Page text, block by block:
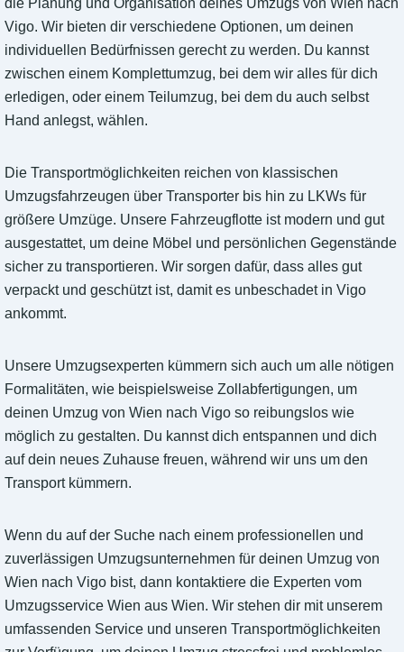
die Planung und Organisation deines Umzugs von Wien nach
Vigo. Wir bieten dir verschiedene Optionen, um deinen
individuellen Bedürfnissen gerecht zu werden. Du kannst
zwischen einem Komplettumzug, bei dem wir alles für dich
erledigen, oder einem Teilumzug, bei dem du auch selbst
Hand anlegst, wählen.
Die Transportmöglichkeiten reichen von klassischen
Umzugsfahrzeugen über Transporter bis hin zu LKWs für
größere Umzüge. Unsere Fahrzeugflotte ist modern und gut
ausgestattet, um deine Möbel und persönlichen Gegenstände
sicher zu transportieren. Wir sorgen dafür, dass alles gut
verpackt und geschützt ist, damit es unbeschadet in Vigo
ankommt.
Unsere Umzugsexperten kümmern sich auch um alle nötigen
Formalitäten, wie beispielsweise Zollabfertigungen, um
deinen Umzug von Wien nach Vigo so reibungslos wie
möglich zu gestalten. Du kannst dich entspannen und dich
auf dein neues Zuhause freuen, während wir uns um den
Transport kümmern.
Wenn du auf der Suche nach einem professionellen und
zuverlässigen Umzugsunternehmen für deinen Umzug von
Wien nach Vigo bist, dann kontaktiere die Experten vom
Umzugsservice Wien aus Wien. Wir stehen dir mit unserem
umfassenden Service und unseren Transportmöglichkeiten